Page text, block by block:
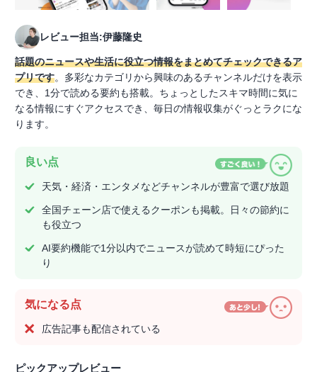
レビュー担当:伊藤隆史
話題のニュースや生活に役立つ情報をまとめてチェックできるア
プリです。多彩なカテゴリから興味のあるチャンネルだけを表示
でき、1分で読める要約も搭載。ちょっとしたスキマ時間に気に
なる情報にすぐアクセスでき、毎日の情報収集がぐっとラクにな
ります。
良い点
天気・経済・エンタメなどチャンネルが豊富で選び放題
全国チェーン店で使えるクーポンも掲載。日々の節約に
も役立つ
AI要約機能で1分以内でニュースが読めて時短にぴった
り
気になる点
広告記事も配信されている
ピックアップレビュー